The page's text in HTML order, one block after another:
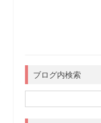
ブログ内検索
索: